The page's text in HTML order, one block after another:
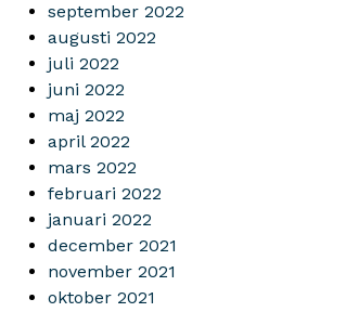
september 2022
augusti 2022
juli 2022
juni 2022
maj 2022
april 2022
mars 2022
februari 2022
januari 2022
december 2021
november 2021
oktober 2021